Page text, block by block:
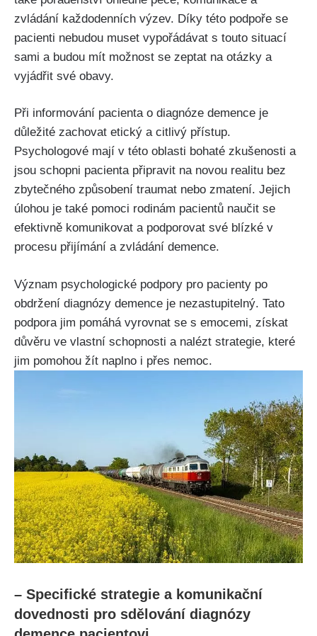
zvládání každodenních výzev. Díky této podpoře se
pacienti nebudou muset vypořádávat s touto situací
sami a budou mít možnost se zeptat na otázky a
vyjádřit své obavy.
Při informování pacienta o diagnóze demence je
důležité zachovat etický a citlivý přístup.
Psychologové mají v této oblasti bohaté zkušenosti a
jsou schopni pacienta připravit na novou realitu bez
zbytečného způsobení traumat nebo zmatení. Jejich
úlohou je také pomoci rodinám pacientů naučit se
efektivně komunikovat a podporovat své blízké v
procesu přijímání a zvládání demence.
Význam psychologické podpory pro pacienty po
obdržení diagnózy demence je nezastupitelný. Tato
podpora jim pomáhá vyrovnat se s emocemi, získat
důvěru ve vlastní schopnosti a nalézt strategie, které
jim pomohou žít naplno i přes nemoc.
– Specifické strategie a komunikační
dovednosti pro sdělování diagnózy